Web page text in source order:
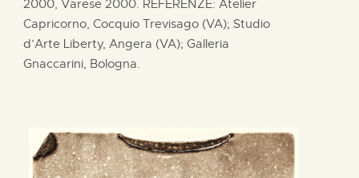
2000, Varese 2000. REFERENZE: Atelier
Capricorno, Cocquio Trevisago (VA); Studio
d’Arte Liberty, Angera (VA); Galleria
Gnaccarini, Bologna.